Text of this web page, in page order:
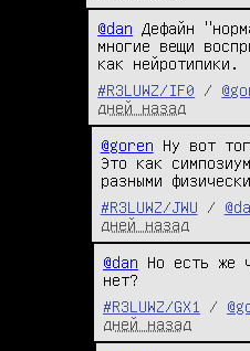
@dan Дефайн
многие вещи
как нейротипики.
#R3LUWZ/IF0
/
дней назад
@goren Ну вот
Это как
разными
#R3LUWZ/JWU
/
дней назад
@dan Но есть же
нет?
#R3LUWZ/GX1
/
дней назад